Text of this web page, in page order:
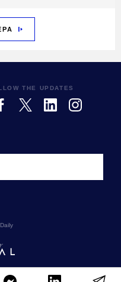
THE UPDATES